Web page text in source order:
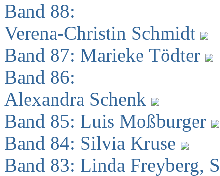
Band 88:
Verena-Christin Schmidt
Band 87: Marieke Tödter
Band 86:
Alexandra Schenk
Band 85: Luis Moßburger
Band 84: Silvia Kruse
Band 83: Linda Freyberg,